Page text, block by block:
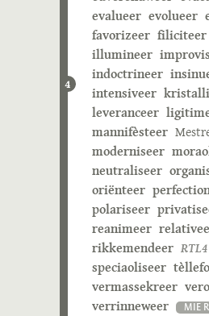
4
evalueer evolueer
favorizeer filiciteer
illumineer
indoctrineer
intensiveer
leveranceer
mannifèsteer
moderniseer
neutraliseer
oriënteer
polariseer
reanimeer
rikkemendeer RTL4
speciaoliseer
vermassekreer
verrinneweer
MIE